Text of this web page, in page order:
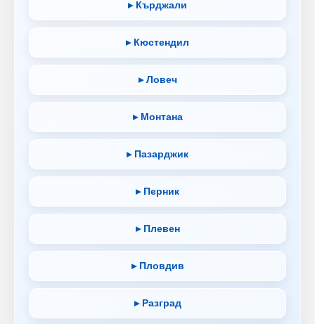
▸ Кърджали
▸ Кюстендил
▸ Ловеч
▸ Монтана
▸ Пазарджик
▸ Перник
▸ Плевен
▸ Пловдив
▸ Разград